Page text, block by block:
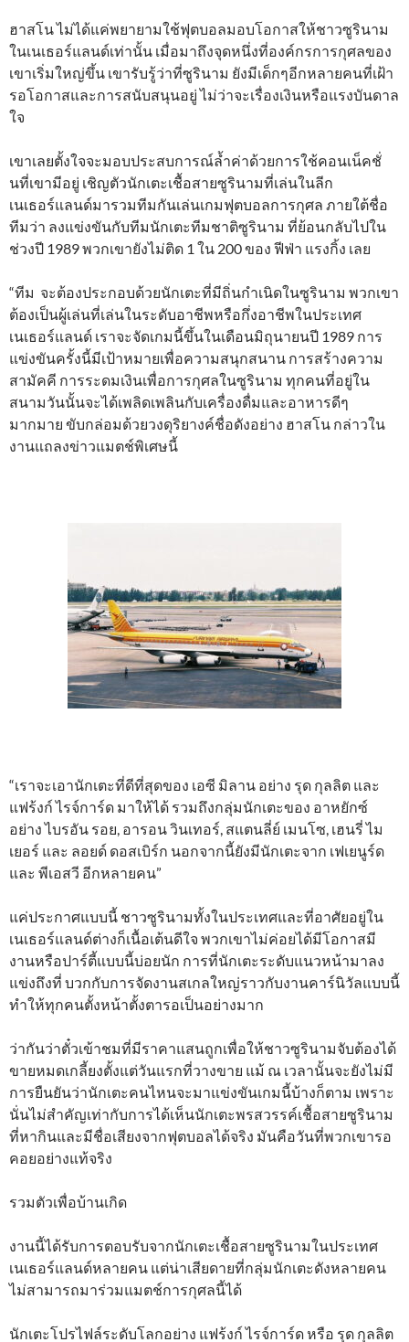
ฮาสโน ไม่ได้แค่พยายามใช้ฟุตบอลมอบโอกาสให้ชาวซูรินาม
ในเนเธอร์แลนด์เท่านั้น เมื่อมาถึงจุดหนึ่งที่องค์กรการกุศลของ
เขาเริ่มใหญ่ขึ้น เขารับรู้ว่าที่ซูรินาม ยังมีเด็กๆอีกหลายคนที่เฝ้า
รอโอกาสและการสนับสนุนอยู่ ไม่ว่าจะเรื่องเงินหรือแรงบันดาล
ใจ
เขาเลยตั้งใจจะมอบประสบการณ์ล้ำค่าด้วยการใช้คอนเน็คชั่
นที่เขามีอยู่ เชิญตัวนักเตะเชื้อสายซูรินามที่เล่นในลีก
เนเธอร์แลนด์มารวมทีมกันเล่นเกมฟุตบอลการกุศล ภายใต้ชื่อ
ทีมว่า ลงแข่งขันกับทีมนักเตะทีมชาติซูรินาม ที่ย้อนกลับไปใน
ช่วงปี 1989 พวกเขายังไม่ติด 1 ใน 200 ของ ฟีฟ่า แรงกิ้ง เลย
“ทีม จะต้องประกอบด้วยนักเตะที่มีถิ่นกำเนิดในซูรินาม พวกเขา
ต้องเป็นผู้เล่นที่เล่นในระดับอาชีพหรือกึ่งอาชีพในประเทศ
เนเธอร์แลนด์ เราจะจัดเกมนี้ขึ้นในเดือนมิถุนายนปี 1989 การ
แข่งขันครั้งนี้มีเป้าหมายเพื่อความสนุกสนาน การสร้างความ
สามัคคี การระดมเงินเพื่อการกุศลในซูรินาม ทุกคนที่อยู่ใน
สนามวันนั้นจะได้เพลิดเพลินกับเครื่องดื่มและอาหารดีๆ
มากมาย ขับกล่อมด้วยวงดุริยางค์ชื่อดังอย่าง ฮาสโน กล่าวใน
งานแถลงข่าวแมตช์พิเศษนี้
“เราจะเอานักเตะที่ดีที่สุดของ เอซี มิลาน อย่าง รุด กุลลิต และ
แฟร้งก์ ไรจ์การ์ด มาให้ได้ รวมถึงกลุ่มนักเตะของ อาหยักซ์
อย่าง ไบรอัน รอย, อารอน วินเทอร์, สแตนลี่ย์ เมนโซ, เฮนรี่ ไม
เยอร์ และ ลอยด์ ดอสเบิร์ก นอกจากนี้ยังมีนักเตะจาก เฟเยนูร์ด
และ พีเอสวี อีกหลายคน”
แค่ประกาศแบบนี้ ชาวซูรินามทั้งในประเทศและที่อาศัยอยู่ใน
เนเธอร์แลนด์ต่างก็เนื้อเต้นดีใจ พวกเขาไม่ค่อยได้มีโอกาสมี
งานหรือปาร์ตี้แบบนี้บ่อยนัก การที่นักเตะระดับแนวหน้ามาลง
แข่งถึงที่ บวกกับการจัดงานสเกลใหญ่ราวกับงานคาร์นิวัลแบบนี้
ทำให้ทุกคนตั้งหน้าตั้งตารอเป็นอย่างมาก
ว่ากันว่าตั๋วเข้าชมที่มีราคาแสนถูกเพื่อให้ชาวซูรินามจับต้องได้
ขายหมดเกลี้ยงตั้งแต่วันแรกที่วางขาย แม้ ณ เวลานั้นจะยังไม่มี
การยืนยันว่านักเตะคนไหนจะมาแข่งขันเกมนี้บ้างก็ตาม เพราะ
นั่นไม่สำคัญเท่ากับการได้เห็นนักเตะพรสวรรค์เชื้อสายซูรินาม
ที่หากินและมีชื่อเสียงจากฟุตบอลได้จริง มันคือวันที่พวกเขารอ
คอยอย่างแท้จริง
รวมตัวเพื่อบ้านเกิด
งานนี้ได้รับการตอบรับจากนักเตะเชื้อสายซูรินามในประเทศ
เนเธอร์แลนด์หลายคน แต่น่าเสียดายที่กลุ่มนักเตะดังหลายคน
ไม่สามารถมาร่วมแมตช์การกุศลนี้ได้
นักเตะโปรไฟล์ระดับโลกอย่าง แฟร้งก์ ไรจ์การ์ด หรือ รุด กุลลิต